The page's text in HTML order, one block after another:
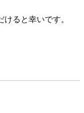
ると幸いです。